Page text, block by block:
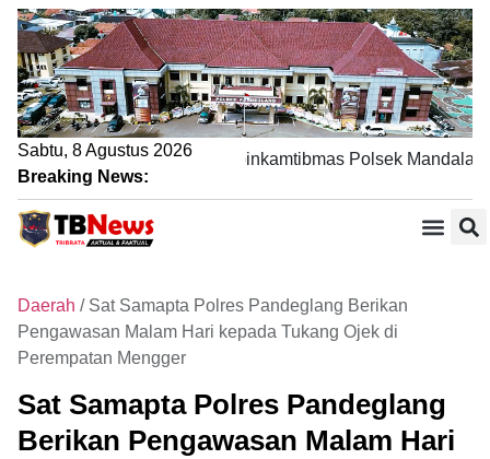
Sabtu, 8 Agustus 2026
Breaking News:
Lewat Sambang DDS, Bhabinkamtibmas Polsek
Daerah / Sat Samapta Polres Pandeglang Berikan
Pengawasan Malam Hari kepada Tukang Ojek di
Perempatan Mengger
Sat Samapta Polres Pandeglang
Berikan Pengawasan Malam Hari